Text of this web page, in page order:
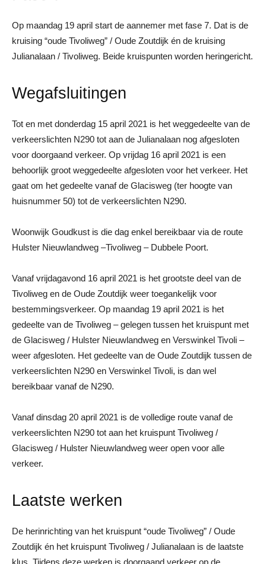
Op maandag 19 april start de aannemer met fase 7. Dat is de
kruising “oude Tivoliweg” / Oude Zoutdijk én de kruising
Julianalaan / Tivoliweg. Beide kruispunten worden heringericht.
Wegafsluitingen
Tot en met donderdag 15 april 2021 is het weggedeelte van de
verkeerslichten N290 tot aan de Julianalaan nog afgesloten
voor doorgaand verkeer. Op vrijdag 16 april 2021 is een
behoorlijk groot weggedeelte afgesloten voor het verkeer. Het
gaat om het gedeelte vanaf de Glacisweg (ter hoogte van
huisnummer 50) tot de verkeerslichten N290.
Woonwijk Goudkust is die dag enkel bereikbaar via de route
Hulster Nieuwlandweg –Tivoliweg – Dubbele Poort.
Vanaf vrijdagavond 16 april 2021 is het grootste deel van de
Tivoliweg en de Oude Zoutdijk weer toegankelijk voor
bestemmingsverkeer. Op maandag 19 april 2021 is het
gedeelte van de Tivoliweg – gelegen tussen het kruispunt met
de Glacisweg / Hulster Nieuwlandweg en Verswinkel Tivoli –
weer afgesloten. Het gedeelte van de Oude Zoutdijk tussen de
verkeerslichten N290 en Verswinkel Tivoli, is dan wel
bereikbaar vanaf de N290.
Vanaf dinsdag 20 april 2021 is de volledige route vanaf de
verkeerslichten N290 tot aan het kruispunt Tivoliweg /
Glacisweg / Hulster Nieuwlandweg weer open voor alle
verkeer.
Laatste werken
De herinrichting van het kruispunt “oude Tivoliweg” / Oude
Zoutdijk én het kruispunt Tivoliweg / Julianalaan is de laatste
klus. Tijdens deze werken is doorgaand verkeer op de